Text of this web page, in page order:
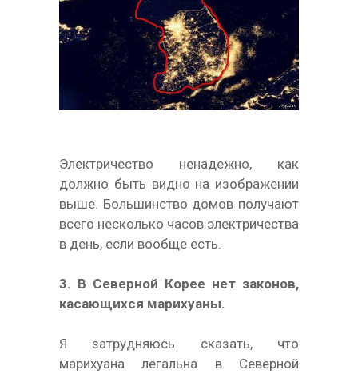
Электричество ненадежно, как
должно быть видно на изображении
выше. Большинство домов получают
всего несколько часов электричества
в день, если вообще есть.
3. В Северной Корее нет законов,
касающихся марихуаны.
Я затрудняюсь сказать, что
марихуана легальна в Северной